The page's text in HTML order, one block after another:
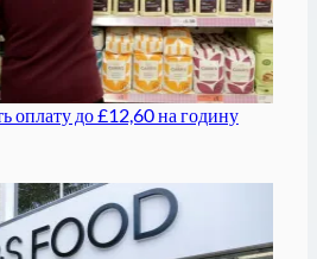
оплату до £12,60 на годину